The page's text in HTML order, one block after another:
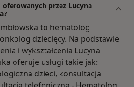
oferowanych przez Lucyna
to hematolog
dziecięcy. Na podstawie
i wykształcenia Lucyna
oferuje usługi takie jak:
dzieci, konsultacja